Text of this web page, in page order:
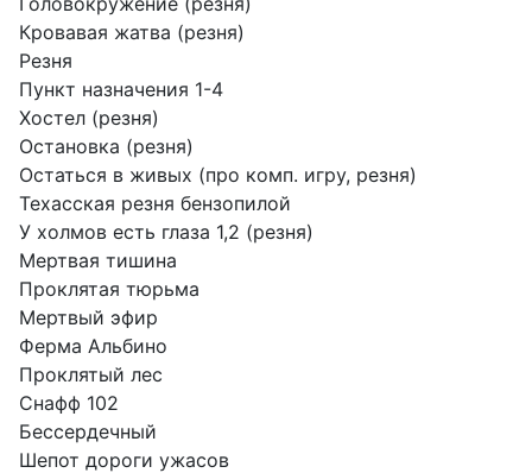
Кровавая жатва (резня)
Резня
Пункт назначения 1-4
Хостел (резня)
Остановка (резня)
Остаться в живых (про комп. игру, резня)
Техасская резня бензопилой
У холмов есть глаза 1,2 (резня)
Мертвая тишина
Проклятая тюрьма
Мертвый эфир
Ферма Альбино
Проклятый лес
Снафф 102
Бессердечный
Шепот дороги ужасов